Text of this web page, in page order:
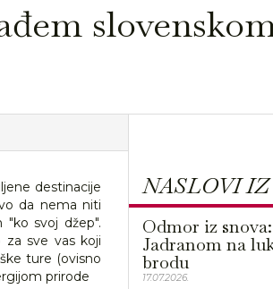
destinacije
da nema niti
svoj džep".
za sve vas koji
ture (ovisno
prirode
NASLOVI
Odmor iz
Jadranom na
brodu
17.07.2026.